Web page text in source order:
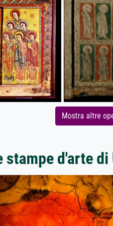
Mostra altre
stampe d'arte di